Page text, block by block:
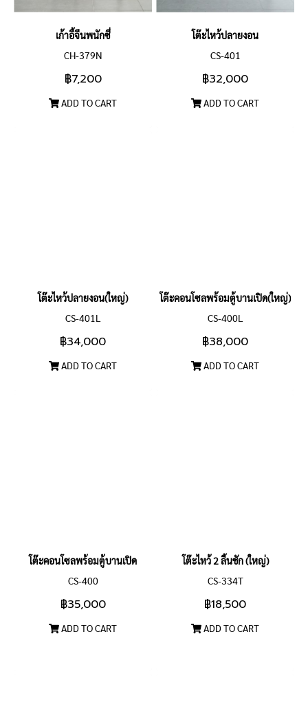
เก้าอี้จีนพนักซี่
CH-379N
฿7,200
ADD TO CART
โต๊ะไหว้ปลายงอน
CS-401
฿32,000
ADD TO CART
โต๊ะไหว้ปลายงอน(ใหญ่)
CS-401L
฿34,000
ADD TO CART
โต๊ะคอนโซลพร้อมตู้บานเปิด(ใหญ่)
CS-400L
฿38,000
ADD TO CART
โต๊ะคอนโซลพร้อมตู้บานเปิด
CS-400
฿35,000
ADD TO CART
โต๊ะไหว้ 2 ลิ้นชัก (ใหญ่)
CS-334T
฿18,500
ADD TO CART